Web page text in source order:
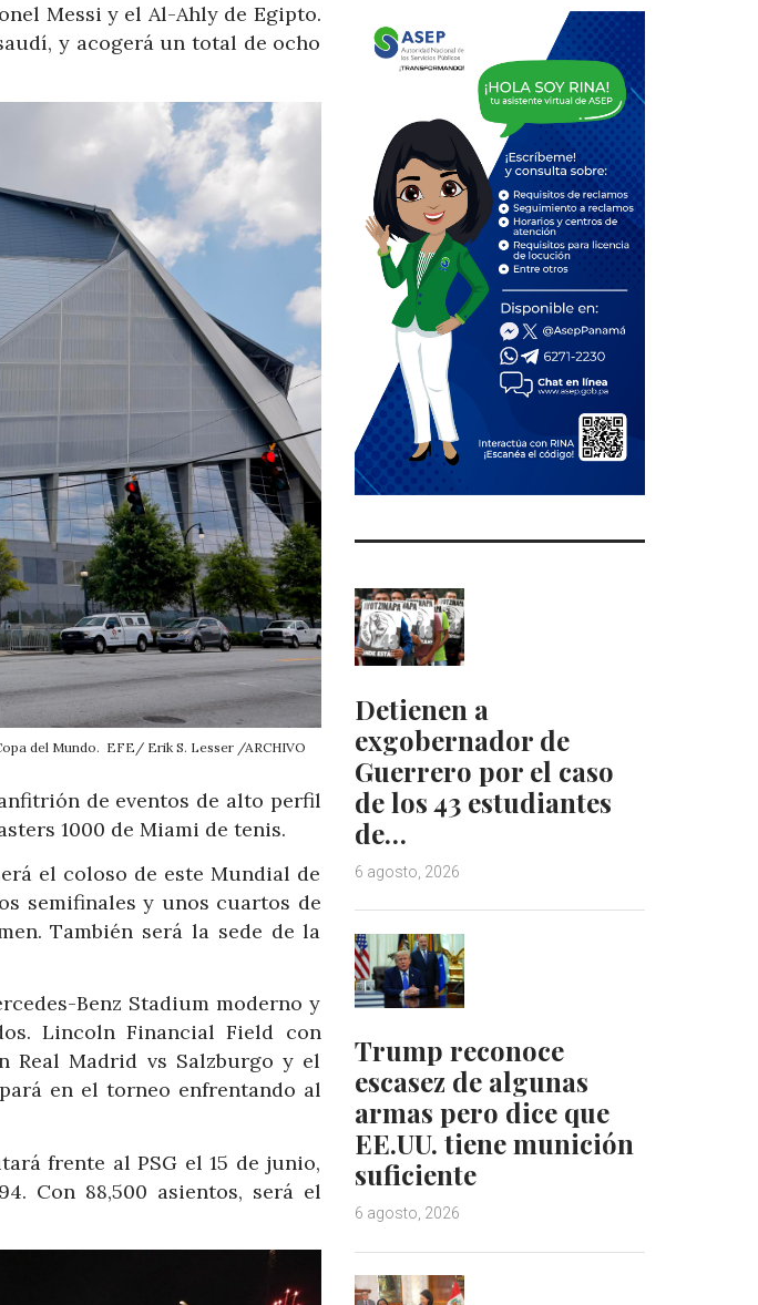
Messi y el Al-Ahly de Egipto.
y acogerá un total de ocho
del Mundo. EFE/ Erik S. Lesser /ARCHIVO
de eventos de alto perfil
1000 de Miami de tenis.
el coloso de este Mundial de
semifinales y unos cuartos de
También será la sede de la
Benz Stadium moderno y
Lincoln Financial Field con
Real Madrid vs Salzburgo y el
en el torneo enfrentando al
frente al PSG el 15 de junio,
Con 88,500 asientos, será el
Detienen a
exgobernador de
Guerrero por el caso
de los 43 estudiantes
de…
6 agosto, 2026
Trump reconoce
escasez de algunas
armas pero dice que
EE.UU. tiene munición
suficiente
6 agosto, 2026